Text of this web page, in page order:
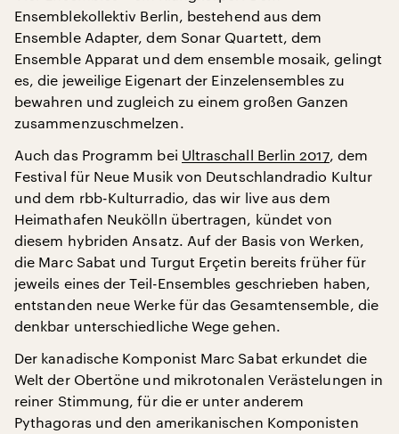
Ensemblekollektiv Berlin, bestehend aus dem
Ensemble Adapter, dem Sonar Quartett, dem
Ensemble Apparat und dem ensemble mosaik, gelingt
es, die jeweilige Eigenart der Einzelensembles zu
bewahren und zugleich zu einem großen Ganzen
zusammenzuschmelzen.
Auch das Programm bei Ultraschall Berlin 2017, dem
Festival für Neue Musik von Deutschlandradio Kultur
und dem rbb-Kulturradio, das wir live aus dem
Heimathafen Neukölln übertragen, kündet von
diesem hybriden Ansatz. Auf der Basis von Werken,
die Marc Sabat und Turgut Erçetin bereits früher für
jeweils eines der Teil-Ensembles geschrieben haben,
entstanden neue Werke für das Gesamtensemble, die
denkbar unterschiedliche Wege gehen.
Der kanadische Komponist Marc Sabat erkundet die
Welt der Obertöne und mikrotonalen Verästelungen in
reiner Stimmung, für die er unter anderem
Pythagoras und den amerikanischen Komponisten